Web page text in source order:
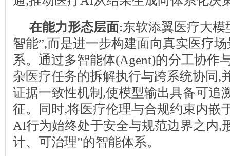
在能力形态层面:东软添翼医疗大模
智能”,而是进一步构建面向真实医疗
系。通过多智能体(Agent)的分工协作
杂医疗任务的拆解执行与跨系统协同,
证据一致性机制,使模型输出具备可追
征。同时,将医疗伦理与合规约束内嵌
AI行为始终处于安全与规范边界之内,
计、可治理”的智能体系。